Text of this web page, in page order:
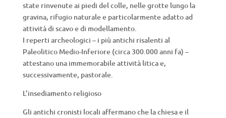
state rinvenute ai piedi del colle, nelle grotte lungo la
gravina, rifugio naturale e particolarmente adatto ad
attività di scavo e di modellamento.
I reperti archeologici – i più antichi risalenti al
Paleolitico Medio-Inferiore (circa 300.000 anni fa) –
attestano una immemorabile attività litica e,
successivamente, pastorale.
L’insediamento religioso
Gli antichi cronisti locali affermano che la chiesa e il